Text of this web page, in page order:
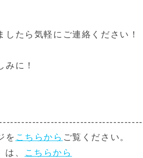
したら気軽にご連絡ください！
みに！
を こちらから ご覧ください。
、
こちらから